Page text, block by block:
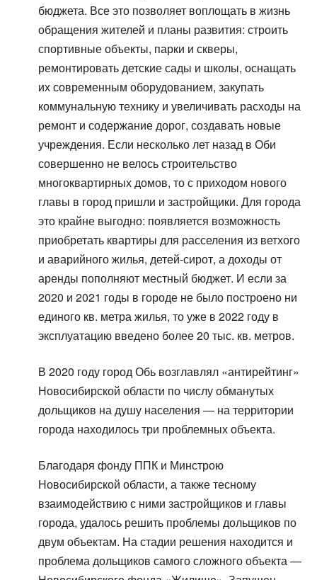
бюджета. Все это позволяет воплощать в жизнь
обращения жителей и планы развития: строить
спортивные объекты, парки и скверы,
ремонтировать детские сады и школы, оснащать
их современным оборудованием, закупать
коммунальную технику и увеличивать расходы на
ремонт и содержание дорог, создавать новые
учреждения. Если несколько лет назад в Оби
совершенно не велось строительство
многоквартирных домов, то с приходом нового
главы в город пришли и застройщики. Для города
это крайне выгодно: появляется возможность
приобретать квартиры для расселения из ветхого
и аварийного жилья, детей-сирот, а доходы от
аренды пополняют местный бюджет. И если за
2020 и 2021 годы в городе не было построено ни
единого кв. метра жилья, то уже в 2022 году в
эксплуатацию введено более 20 тыс. кв. метров.
В 2020 году город Обь возглавлял «антирейтинг»
Новосибирской области по числу обманутых
дольщиков на душу населения — на территории
города находилось три проблемных объекта.
Благодаря фонду ППК и Минстрою
Новосибирской области, а также тесному
взаимодействию с ними застройщиков и главы
города, удалось решить проблемы дольщиков по
двум объектам. На стадии решения находится и
проблема дольщиков самого сложного объекта —